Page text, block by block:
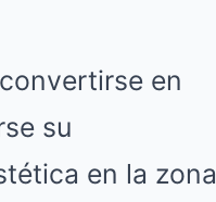
en
su
en la zona